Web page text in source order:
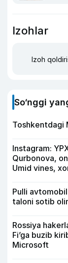
Izohlar
Izoh
So‘nggi
Toshkentdagi
Instagram:
Qurbonova,
Umid vines,
Pulli avtomobil
taloni sotib
Rossiya
Fi’ga buzib
Microsoft